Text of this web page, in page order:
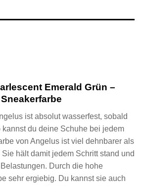
Emerald Grün –
Sneakerfarbe
ist absolut wasserfest, sobald
kannst du deine Schuhe bei jedem
von Angelus ist viel dehnbarer als
hält damit jedem Schritt stand und
Durch die hohe
sehr ergiebig. Du kannst sie auch